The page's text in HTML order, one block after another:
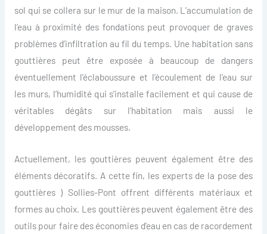
sol qui se collera sur le mur de la maison. L’accumulation de
l’eau à proximité des fondations peut provoquer de graves
problèmes d’infiltration au fil du temps. Une habitation sans
gouttières peut être exposée à beaucoup de dangers
éventuellement l’éclaboussure et l’écoulement de l’eau sur
les murs, l’humidité qui s’installe facilement et qui cause de
véritables dégâts sur l’habitation mais aussi le
développement des mousses.
Actuellement, les gouttières peuvent également être des
éléments décoratifs. A cette fin, les experts de la pose des
gouttières ) Sollies-Pont offrent différents matériaux et
formes au choix. Les gouttières peuvent également être des
outils pour faire des économies d’eau en cas de racordement